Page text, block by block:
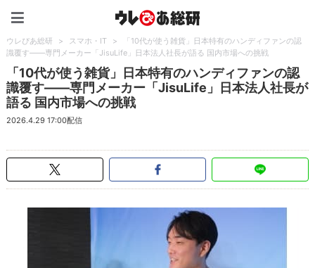
ウレぴあ総研 > スマホ・IT >
「10代が使う雑貨」日本特有のハンディファンの認
識覆す――専門メーカー「JisuLife」日本法人社長が語る 国内市場への挑戦
「10代が使う雑貨」日本特有のハンディファンの認
識覆す――専門メーカー「JisuLife」日本法人社長が
語る 国内市場への挑戦
2026.4.29 17:00配信